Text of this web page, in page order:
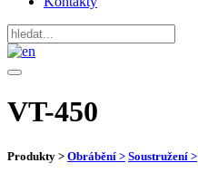
VT-450
Produkty > Obrábění > Soustružení >